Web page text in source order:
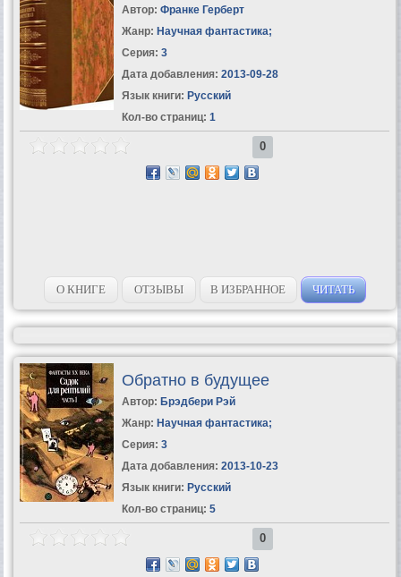
Автор: Франке Герберт
Жанр: Научная фантастика;
Серия: 3
Дата добавления: 2013-09-28
Язык книги: Русский
Кол-во страниц: 1
0
О КНИГЕ ОТЗЫВЫ В ИЗБРАННОЕ ЧИТАТЬ
Обратно в будущее
Автор: Брэдбери Рэй
Жанр: Научная фантастика;
Серия: 3
Дата добавления: 2013-10-23
Язык книги: Русский
Кол-во страниц: 5
0